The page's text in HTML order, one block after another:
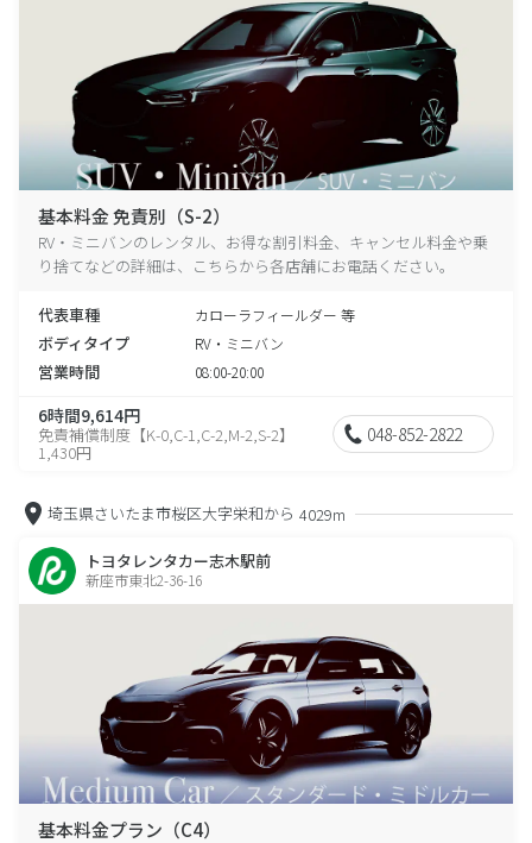
基本料金 免責別（S-2）
RV・ミニバンのレンタル、お得な割引料金、キャンセル料金や乗
り捨てなどの詳細は、こちらから各店舗にお電話ください。
代表車種 カローラフィールダー 等
ボディタイプ RV・ミニバン
営業時間 08:00-20:00
6時間9,614円
免責補償制度【K-0,C-1,C-2,M-2,S-2】
1,430円
048-852-2822
埼玉県さいたま市桜区大字栄和から 4029m
トヨタレンタカー志木駅前
新座市東北2-36-16
基本料金プラン（C4）